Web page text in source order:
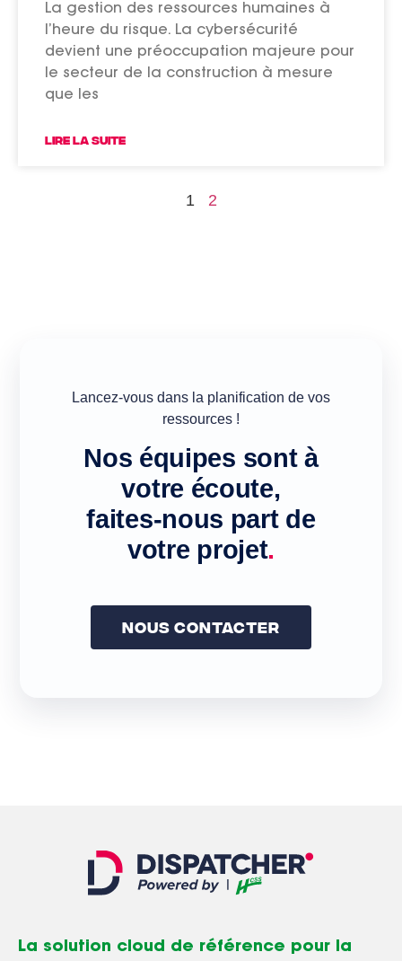
La gestion des ressources humaines à
l’heure du risque. La cybersécurité
devient une préoccupation majeure pour
le secteur de la construction à mesure
que les
LIRE LA SUITE
1 2
Lancez-vous dans la planification de vos
ressources !
Nos équipes sont à
votre écoute,
faites-nous part de
votre projet.
Nous Contacter
La solution cloud de référence pour la